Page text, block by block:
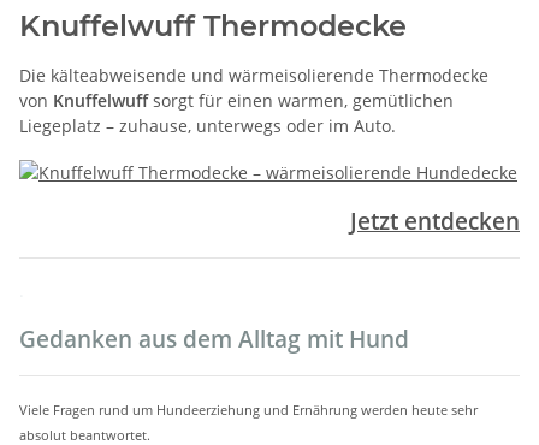
Knuffelwuff Thermodecke
Die kälteabweisende und wärmeisolierende Thermodecke
von Knuffelwuffsorgt für einen warmen, gemütlichen
Liegeplatz – zuhause, unterwegs oder im Auto.
Jetzt entdecken
Gedanken aus dem Alltag mit Hund
Viele Fragen rund um Hundeerziehung und Ernährung werden heute sehr
absolut beantwortet.